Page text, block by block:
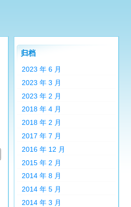
归档
2023 年 6 月
2023 年 3 月
2023 年 2 月
2018 年 4 月
2018 年 2 月
2017 年 7 月
2016 年 12 月
2015 年 2 月
2014 年 8 月
2014 年 5 月
2014 年 3 月